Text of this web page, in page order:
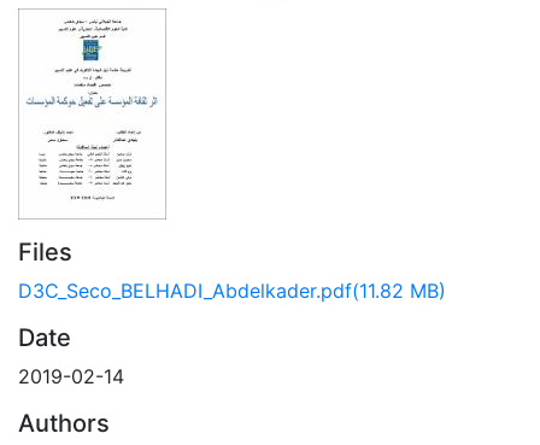
Files
D3C_Seco_BELHADI_Abdelkader.pdf(11.82 MB)
Date
2019-02-14
Authors